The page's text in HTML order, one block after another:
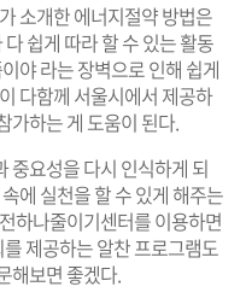
소개한 에너지절약 방법은
쉽게 따라 할 수 있는 활동
야 라는 장벽으로 인해 쉽게
다함께 서울시에서 제공하
가하는 게 도움이 된다.
중요성을 다시 인식하게 되
에 실천을 할 수 있게 해주는
하나줄이기센터를 이용하면
제공하는 알찬 프로그램도
해보면 좋겠다.